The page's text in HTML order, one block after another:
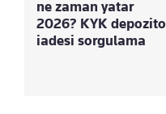
ne zaman yatar
2026? KYK depozito
iadesi sorgulama